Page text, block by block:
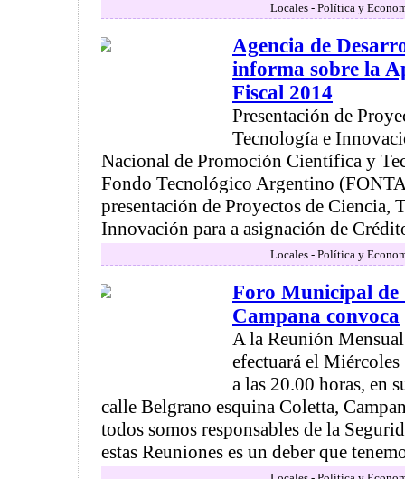
Locales - Política y
Agencia de
informa sobre la
Fiscal 2014
Presentación de
Tecnología e
Nacional de Promoción Científica y
Fondo Tecnológico Argentino
presentación de Proyectos de Ciencia,
Innovación para a asignación de
Locales - Política y
Foro Municipal de
Campana convoca
A la Reunión
efectuará el
a las 20.00 horas, en
calle Belgrano esquina Coletta,
todos somos responsables de la
estas Reuniones es un deber que